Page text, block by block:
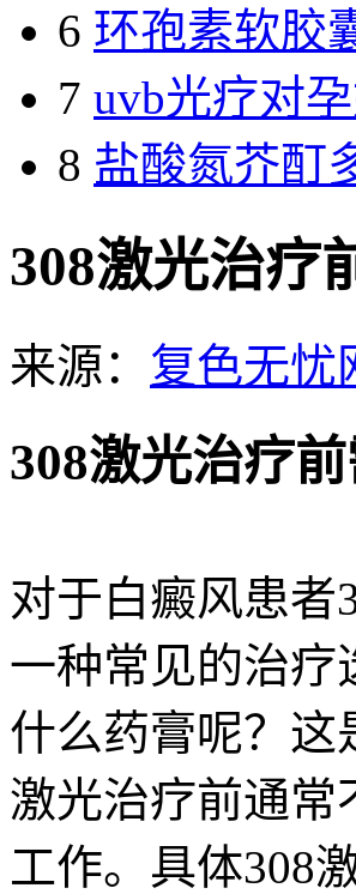
6 环孢素软胶
7 uvb光疗对
8 盐酸氮芥酊
308激光治疗
来源： 复色无忧
308激光治疗
对于白癜风患者
一种常见的治疗
什么药膏呢？这
激光治疗前通常
工作。具体308